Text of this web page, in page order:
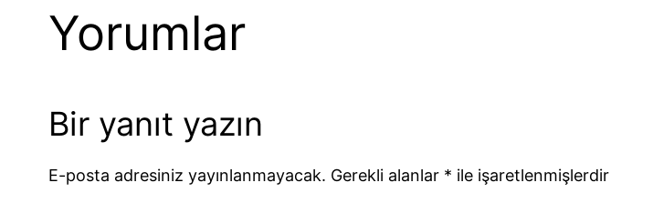
Yorumlar
Bir yanıt yazın
E-posta adresiniz yayınlanmayacak. Gerekli alanlar * ile işaretlenmişlerdir